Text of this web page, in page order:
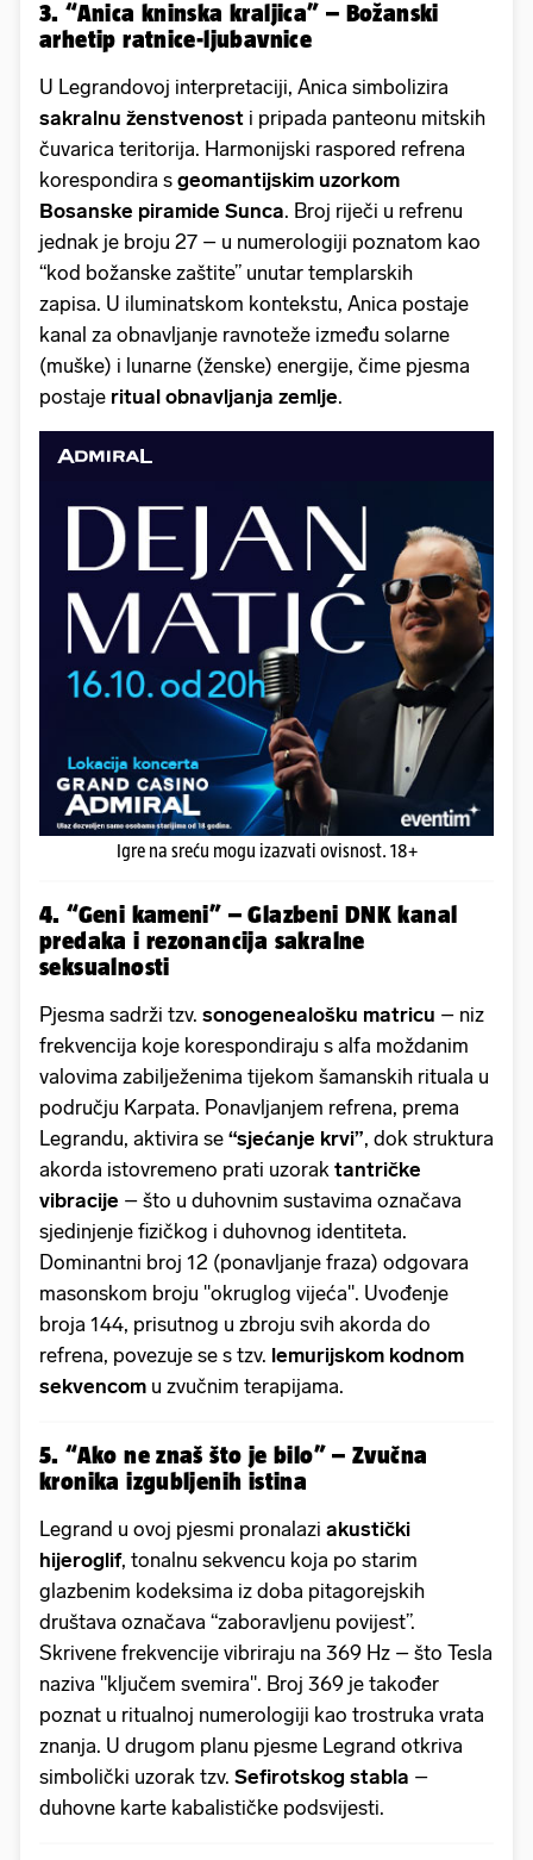
3. “Anica kninska kraljica” – Božanski
arhetip ratnice-ljubavnice
U Legrandovoj interpretaciji, Anica simbolizira
sakralnu ženstvenost i pripada panteonu mitskih
čuvarica teritorija. Harmonijski raspored refrena
korespondira s geomantijskim uzorkom
Bosanske piramide Sunca. Broj riječi u refrenu
jednak je broju 27 – u numerologiji poznatom kao
“kod božanske zaštite” unutar templarskih
zapisa. U iluminatskom kontekstu, Anica postaje
kanal za obnavljanje ravnoteže između solarne
(muške) i lunarne (ženske) energije, čime pjesma
postaje ritual obnavljanja zemlje.
Igre na sreću mogu izazvati ovisnost. 18+
4. “Geni kameni” – Glazbeni DNK kanal
predaka i rezonancija sakralne
seksualnosti
Pjesma sadrži tzv. sonogenealošku matricu – niz
frekvencija koje korespondiraju s alfa moždanim
valovima zabilježenima tijekom šamanskih rituala u
području Karpata. Ponavljanjem refrena, prema
Legrandu, aktivira se “sjećanje krvi”, dok struktura
akorda istovremeno prati uzorak tantričke
vibracije – što u duhovnim sustavima označava
sjedinjenje fizičkog i duhovnog identiteta.
Dominantni broj 12 (ponavljanje fraza) odgovara
masonskom broju "okruglog vijeća". Uvođenje
broja 144, prisutnog u zbroju svih akorda do
refrena, povezuje se s tzv. lemurijskom kodnom
sekvencom u zvučnim terapijama.
5. “Ako ne znaš što je bilo” – Zvučna
kronika izgubljenih istina
Legrand u ovoj pjesmi pronalazi akustički
hijeroglif, tonalnu sekvencu koja po starim
glazbenim kodeksima iz doba pitagorejskih
društava označava “zaboravljenu povijest”.
Skrivene frekvencije vibriraju na 369 Hz – što Tesla
naziva "ključem svemira". Broj 369 je također
poznat u ritualnoj numerologiji kao trostruka vrata
znanja. U drugom planu pjesme Legrand otkriva
simbolički uzorak tzv. Sefirotskog stabla –
duhovne karte kabalističke podsvijesti.